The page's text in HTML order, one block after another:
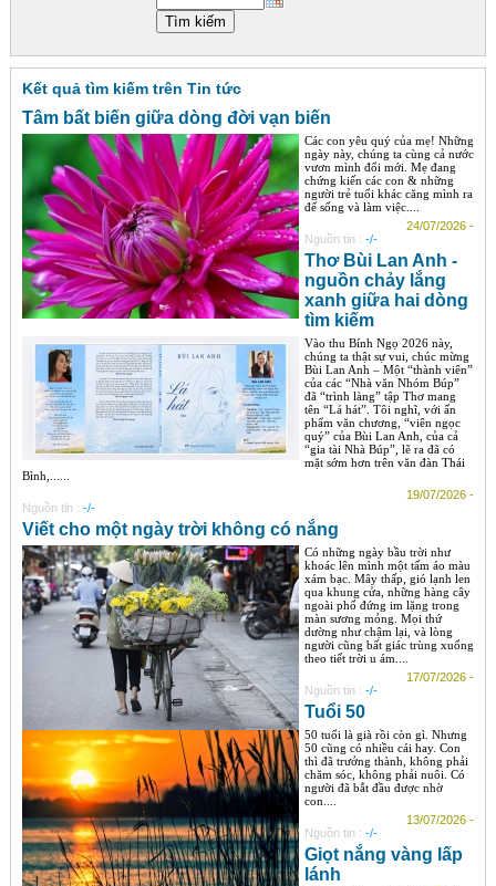
Liên hệ
Tìm kiếm
Kết quả tìm kiếm trên Tin tức
Tâm bất biến giữa dòng đời vạn biến
Các con yêu quý của mẹ! Những
ngày này, chúng ta cùng cả nước
vươn mình đổi mới. Mẹ đang
chứng kiến các con & những
người trẻ tuổi khác căng mình ra
để sống và làm việc....
24/07/2026 -
Nguồn tin : -/-
Thơ Bùi Lan Anh -
nguồn chảy lắng
xanh giữa hai dòng
tìm kiếm
Vào thu Bính Ngọ 2026 này,
chúng ta thật sự vui, chúc mừng
Bùi Lan Anh – Một “thành viên”
của các “Nhà văn Nhóm Búp”
đã “trình làng” tập Thơ mang
tên “Lá hát”. Tôi nghĩ, với ấn
phẩm văn chương, “viên ngọc
quý” của Bùi Lan Anh, của cả
“gia tài Nhà Búp”, lẽ ra đã có
mặt sớm hơn trên văn đàn Thái
Bình,......
19/07/2026 -
Nguồn tin : -/-
Viết cho một ngày trời không có nắng
Có những ngày bầu trời như
khoác lên mình một tấm áo màu
xám bạc. Mây thấp, gió lạnh len
qua khung cửa, những hàng cây
ngoài phố đứng im lặng trong
màn sương mỏng. Mọi thứ
dường như chậm lại, và lòng
người cũng bất giác trùng xuống
theo tiết trời u ám....
17/07/2026 -
Nguồn tin : -/-
Tuổi 50
50 tuổi là già rồi còn gì. Nhưng
50 cũng có nhiều cái hay. Con
thì đã trưởng thành, không phải
chăm sóc, không phải nuôi. Có
người đã bắt đầu được nhờ
con....
13/07/2026 -
Nguồn tin : -/-
Giọt nắng vàng lấp
lánh